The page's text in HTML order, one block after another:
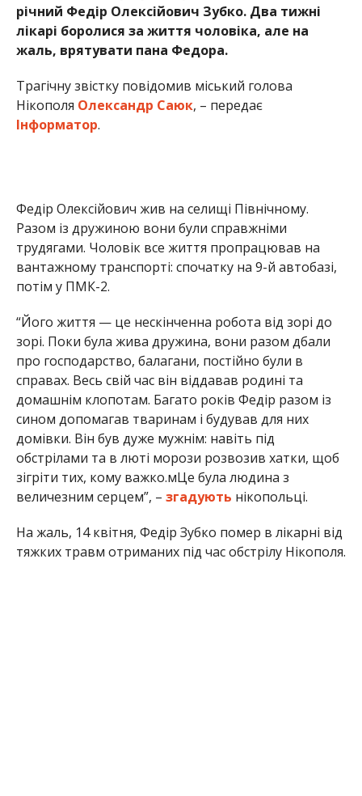
трудягами. Чоловік все життя пропрацював на
вантажному транспорті: спочатку на 9-й автобазі,
потім у ПМК-2.
“Його життя — це нескінченна робота від зорі до
зорі. Поки була жива дружина, вони разом дбали
про господарство, балагани, постійно були в
справах. Весь свій час він віддавав родині та
обстрілами та в люті морози розвозив хатки, щоб
зігріти тих, кому важко.м​Це була людина з
величезним серцем”, – згадуютьнікопольці.
На жаль, 14 квітня, Федір Зубко помер в лікарні від
тяжких травм отриманих під час обстрілу Нікополя.